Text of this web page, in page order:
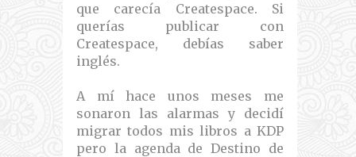
que carecía Createspace. Si
querías publicar con
Createspace, debías saber
inglés.
A mí hace unos meses me
sonaron las alarmas y decidí
migrar todos mis libros a KDP
pero la agenda de Destino de